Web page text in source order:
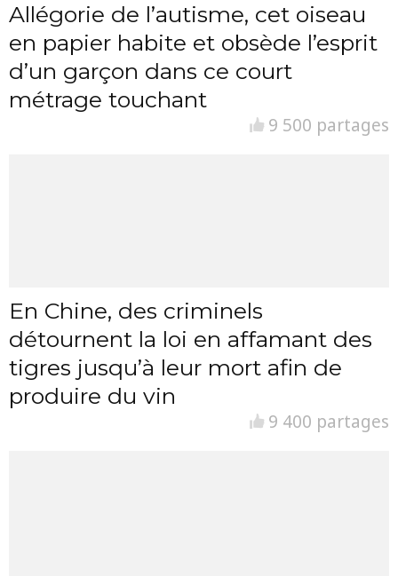
Allégorie de l’autisme, cet oiseau
en papier habite et obsède l’esprit
d’un garçon dans ce court
métrage touchant
9 500 partages
En Chine, des criminels
détournent la loi en affamant des
tigres jusqu’à leur mort afin de
produire du vin
9 400 partages